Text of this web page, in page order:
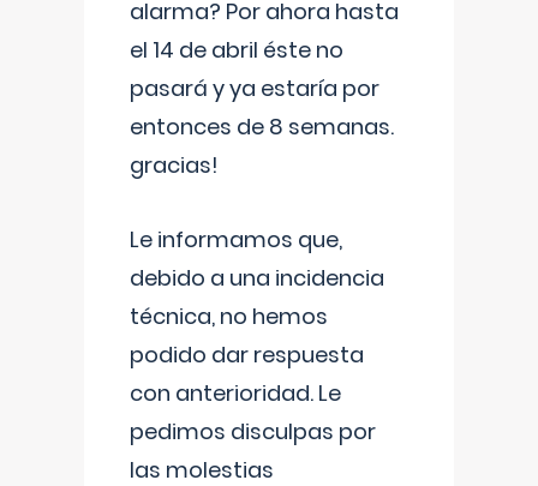
alarma? Por ahora hasta
el 14 de abril éste no
pasará y ya estaría por
entonces de 8 semanas.
gracias!
Le informamos que,
debido a una incidencia
técnica, no hemos
podido dar respuesta
con anterioridad. Le
pedimos disculpas por
las molestias